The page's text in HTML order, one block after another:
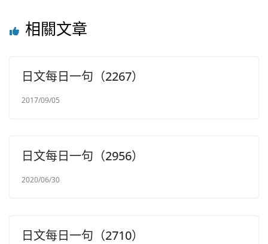
相關文章
日文每日一句（2267）
2017/09/05
日文每日一句（2956）
2020/06/30
日文每日一句（2710）